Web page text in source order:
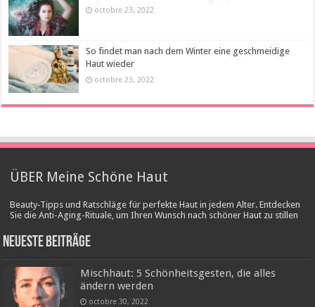
octobre 23, 2022
So findet man nach dem Winter eine geschmeidige
Haut wieder
octobre 23, 2022
ÜBER Meine Schöne Haut
Beauty-Tipps und Ratschläge für perfekte Haut in jedem Alter. Entdecken
Sie die Anti-Aging-Rituale, um Ihren Wunsch nach schöner Haut zu stillen
Neueste Beiträge
Mischhaut: 5 Schönheitsgesten, die alles
ändern werden
octobre 30, 2022